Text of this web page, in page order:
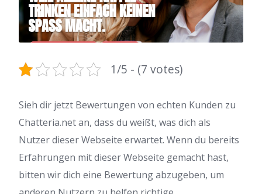
1/5 - (7 votes)
Sieh dir jetzt Bewertungen von echten Kunden zu
Chatteria.net an, dass du weißt, was dich als
Nutzer dieser Webseite erwartet. Wenn du bereits
Erfahrungen mit dieser Webseite gemacht hast,
bitten wir dich eine Bewertung abzugeben, um